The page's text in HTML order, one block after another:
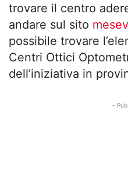
trovare il centro
andare sul sito
possibile trovare
Centri Ottici
dell’iniziativa in
-